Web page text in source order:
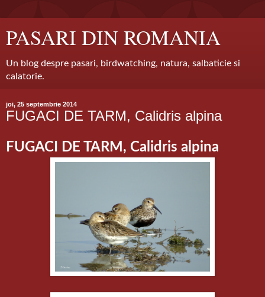
PASARI DIN ROMANIA
Un blog despre pasari, birdwatching, natura, salbaticie si
calatorie.
joi, 25 septembrie 2014
FUGACI DE TARM, Calidris alpina
FUGACI DE TARM, Calidris alpina